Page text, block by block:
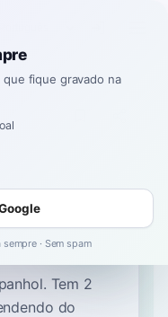
. Tem 2
do
fique gravado na
· Sem spam